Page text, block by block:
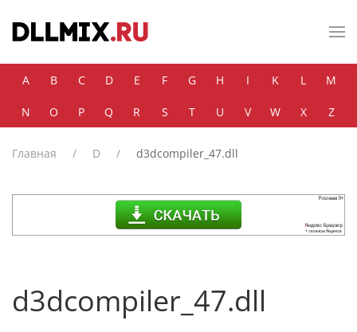
Skip to main content
A B C D E F G H I K L M
N O P Q R S T U V W X Z
Главная D d3dcompiler_47.dll
d3dcompiler_47.dll